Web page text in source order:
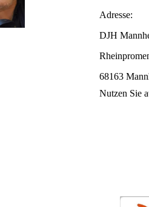
Adresse:
DJH
68163
Nutzen Sie